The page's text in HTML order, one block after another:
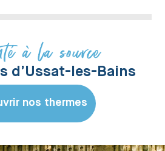
à la source
d’Ussat-les-Bains
nos thermes